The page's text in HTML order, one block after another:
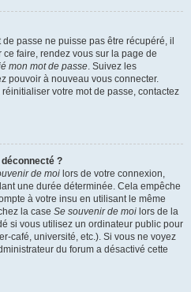
passe ne puisse pas être récupéré, il
faire, rendez vous sur la page de
mon mot de passe. Suivez les
pouvoir à nouveau vous connecter.
votre mot de passe, contactez
?
de moi lors de votre connexion,
une durée déterminée. Cela empêche
à votre insu en utilisant le même
la case Se souvenir de moi lors de la
si vous utilisez un ordinateur public pour
café, université, etc.). Si vous ne voyez
du forum a désactivé cette